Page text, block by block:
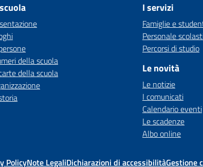
della scuola
della scuola
I servizi
Famiglie e
Personale
Percorsi di studio
Le novità
Le notizie
I comunicati
Calendario eventi
Le scadenze
Albo online
PolicyNote LegaliDichiarazioni di accessibilitàGestione